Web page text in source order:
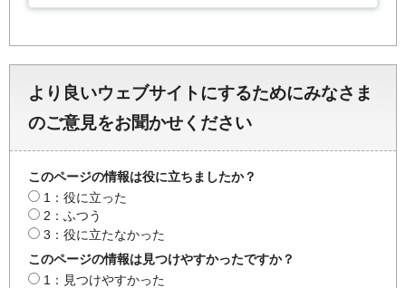
より良いウェブサイトにするためにみなさま
のご意見をお聞かせください
このページの情報は役に立ちましたか？
1：役に立った
2：ふつう
3：役に立たなかった
このページの情報は見つけやすかったですか？
1：見つけやすかった